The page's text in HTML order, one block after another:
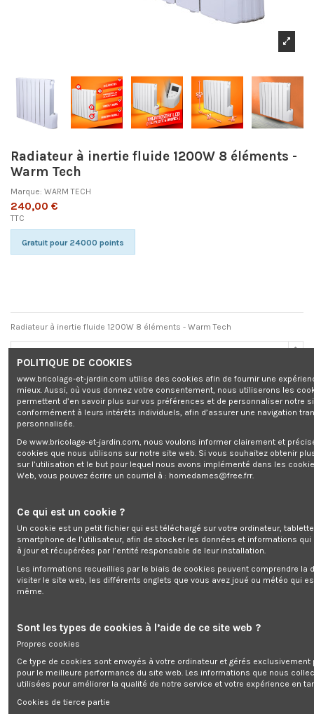
Radiateur à inertie fluide 1200W 8 éléments -
Warm Tech
Marque: WARM TECH
240,00 €
TTC
Gratuit pour 24000 points
Radiateur à inertie fluide 1200W 8 éléments - Warm Tech
Ajouter au panier
Radiateur à inertie fluide 1200W
Gratuit pour 24000 points
Get register and you will earn 240 points/2,40 € (Chaque
1,00 € dépensé = 1 point, 1 point = 0,01 € de réduction sur une
prochaine commande)
Votre panier totalisera 240 points qui pourront être convertis en un
Description
Détails du produit
POLITIQUE DE COOKIES
www.bricolage-et-jardin.com utilise des cookies afin de fournir une
mieux. Aussi, où vous donnez votre consentement, nous utiliserons les
permettent d’en savoir plus sur vos préférences et de personnaliser notre
conformément à leurs intérêts individuels, afin d’assurer une navigation
personnalisée.
De www.bricolage-et-jardin.com, nous voulons informer clairement et
cookies que nous utilisons sur notre site web. Si vous souhaitez obtenir
sur l’utilisation et le but pour lequel nous avons implémenté dans les
Web, vous pouvez écrire un courriel à : homedames@free.frr.
Ce qui est un cookie ?
Un cookie est un petit fichier qui est téléchargé sur votre ordinateur,
smartphone de l’utilisateur, afin de stocker les données et informations
à jour et récupérées par l’entité responsable de leur installation.
Les informations recueillies par le biais de cookies peuvent comprendre la
visiter le site web, les différents onglets que vous avez joué ou météo qui
même.
Sont les types de cookies à l’aide de ce site web ?
Propres cookies
Ce type de cookies sont envoyés à votre ordinateur et gérés exclusivement
pour le meilleure performance du site web. Les informations que nous
utilisées pour améliorer la qualité de notre service et votre expérience en
Cookies de tierce partie